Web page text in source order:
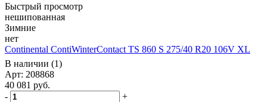
Быстрый просмотр
нешипованная
Зимние
нет
Continental ContiWinterContact TS 860 S 275/40 R20 106V XL
В наличии (1)
Арт: 208868
40 081 руб.
-
+